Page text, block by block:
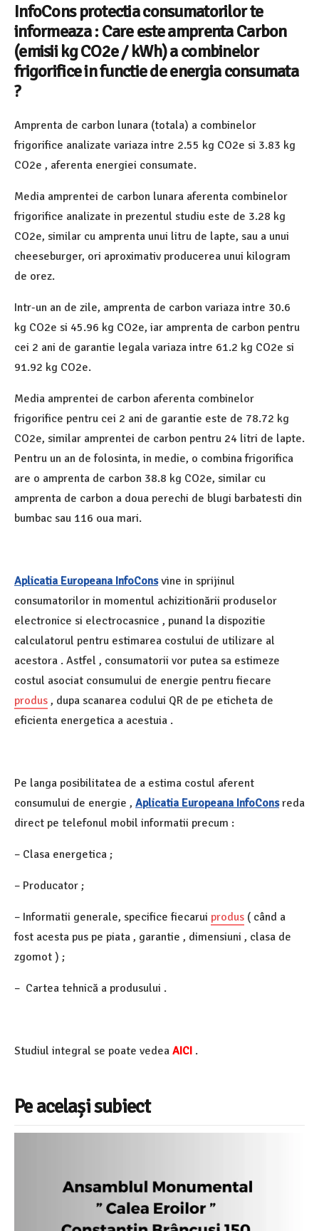
InfoCons protectia consumatorilor te
informeaza : Care este amprenta Carbon
(emisii kg CO2e / kWh) a combinelor
frigorifice in functie de energia consumata
?
Amprenta de carbon lunara (totala) a combinelor
frigorifice analizate variaza intre 2.55 kg CO2e si 3.83 kg
CO2e , aferenta energiei consumate.
Media amprentei de carbon lunara aferenta combinelor
frigorifice analizate in prezentul studiu este de 3.28 kg
CO2e, similar cu amprenta unui litru de lapte, sau a unui
cheeseburger, ori aproximativ producerea unui kilogram
de orez.
Intr-un an de zile, amprenta de carbon variaza intre 30.6
kg CO2e si 45.96 kg CO2e, iar amprenta de carbon pentru
cei 2 ani de garantie legala variaza intre 61.2 kg CO2e si
91.92 kg CO2e.
Media amprentei de carbon aferenta combinelor
frigorifice pentru cei 2 ani de garantie este de 78.72 kg
CO2e, similar amprentei de carbon pentru 24 litri de lapte.
Pentru un an de folosinta, in medie, o combina frigorifica
are o amprenta de carbon 38.8 kg CO2e, similar cu
amprenta de carbon a doua perechi de blugi barbatesti din
bumbac sau 116 oua mari.
Aplicatia Europeana InfoConsvine in sprijinul
consumatorilor in momentul achizitionării produselor
electronice si electrocasnice , punand la dispozitie
calculatorul pentru estimarea costului de utilizare al
acestora . Astfel , consumatorii vor putea sa estimeze
costul asociat consumului de energie pentru fiecare
produs , dupa scanarea codului QR de pe eticheta de
eficienta energetica a acestuia .
Pe langa posibilitatea de a estima costul aferent
consumului de energie , Aplicatia Europeana InfoConsreda
direct pe telefonul mobil informatii precum :
– Clasa energetica ;
– Producator ;
– Informatii generale, specifice fiecarui produs ( când a
fost acesta pus pe piata , garantie , dimensiuni , clasa de
zgomot ) ;
– Cartea tehnică a produsului .
Studiul integral se poate vedea AICI .
Pe același subiect